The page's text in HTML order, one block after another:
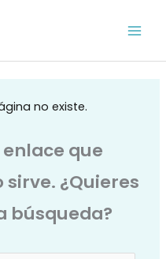
no existe.
que
¿Quieres
búsqueda?